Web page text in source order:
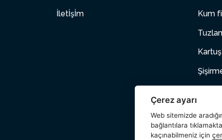
İletİşİm Kum
Çerez ayarı
Web sitemizde
bağlantılara
kaçınabilmeniz için